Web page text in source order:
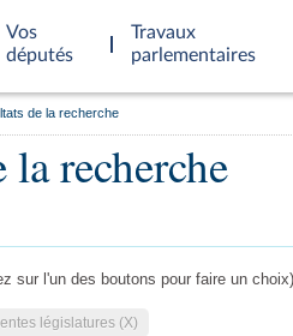
Vos
députés
Travaux
parlementaires
de la recherche
la recherche
sur l'un des boutons pour faire un choix)
législatures (X)